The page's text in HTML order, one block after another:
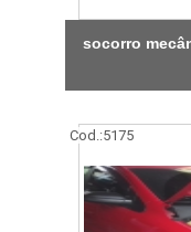
socorro
Cod.:5175